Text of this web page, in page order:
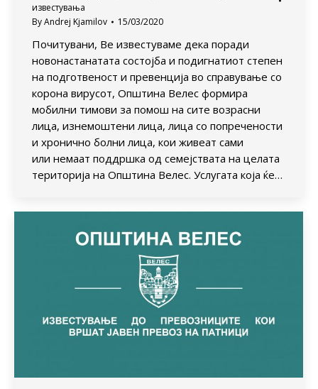
известувања
ByAndrej Kjamilov 15/03/2020
Почитувани, Ве известуваме дека поради
новонастанатата состојба и подигнатиот степен
на подготвеност и превенција во справување со
корона вирусот, Општина Велес формира
мобилни тимови за помош на сите возрасни
лица, изнемоштени лица, лица со попречености
и хронично болни лица, кои живеат сами
или немаат поддршка од семејствата на целата
територија на Општина Велес. Услугата која ќе…